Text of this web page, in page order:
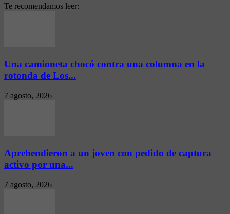
Te recomendamos leer:
Una camioneta chocó contra una columna en la
rotonda de Los...
7 agosto, 2026
Aprehendieron a un joven con pedido de captura
activo por una...
7 agosto, 2026